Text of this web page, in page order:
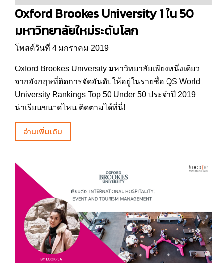
Oxford Brookes University 1 ใน 50
มหาวิทยาลัยใหม่ระดับโลก
โพสต์วันที่ 4 มกราคม 2019
Oxford Brookes University มหาวิทยาลัยเพียงหนึ่งเดียว
จากอังกฤษที่ติดการจัดอันดับให้อยู่ในรายชื่อ QS World
University Rankings Top 50 Under 50 ประจำปี 2019
น่าเรียนขนาดไหน ติดตามได้ที่นี่!
อ่านเพิ่มเติม